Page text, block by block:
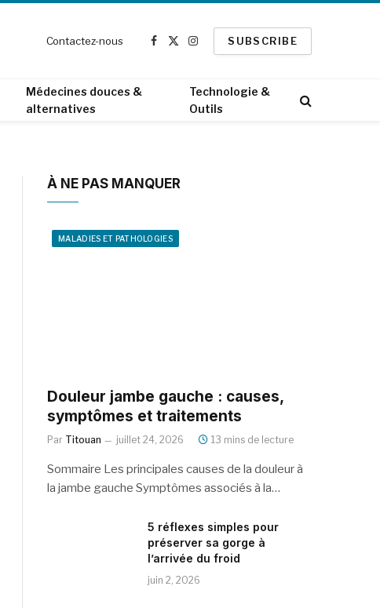
Contactez-nous
Facebook
X
Instagram
SUBSCRIBE
Médecines douces &
alternatives
Technologie &
Outils
À NE PAS MANQUER
MALADIES ET PATHOLOGIES
Douleur jambe gauche : causes,
symptômes et traitements
Par Titouan juillet 24, 2026 13 mins de lecture
Sommaire Les principales causes de la douleur à
la jambe gauche Symptômes associés à la…
5 réflexes simples pour
préserver sa gorge à
l’arrivée du froid
juin 2, 2026